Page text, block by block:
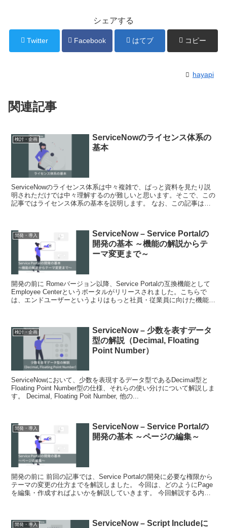
シェアする
Twitter Facebook はてブ コピー
hayapi
関連記事
検討・企画
ServiceNowのライセンス体系の
基本
ServiceNowのライセンス体系は中々複雑で、ぱっと資料を見たり説
明されただけでは中々理解するのが難しいと思います。そこで、この
記事ではライセンス体系の基本を説明します。 なお、この記事は公
開発・導入
ServiceNow – Service Portalの
開発の基本 ～機能の解説からテ
ーマ変更まで～
開発の前に Romeバージョン以降、Service Portalの互換機能として
Employee Centerというポータルがリリースされました。こちらで
は、エンドユーザーというよりはもっと社員・従業員に向けた機能が
検討・企画
ServiceNow – 少数を表すデータ
型の解説（Decimal, Floating
Point Number）
ServiceNowにおいて、少数を表現するデータ型であるDecimal型と
Floating Point Number型の仕様、それらの使い分けについて解説しま
す。 Decimal, Floating Poit Number, 他の...
開発・導入
ServiceNow – Service Portalの
開発の基本 ～ページの編集～
開発の前に 前回の記事では、Service Portalの開発に必要な権限から
テーマの変更の仕方までを解説しました。 今回は、どのようにPage
を編集・作成すればよいかを解説していきます。 今回解説する内容
開発・導入
ServiceNow – Script Includeに